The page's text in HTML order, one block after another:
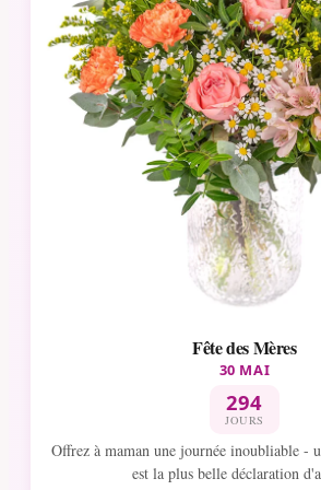
Fête des Mères
30 MAI
294
JOURS
Offrez à maman une journée inoubliable -
est la plus belle déclaration